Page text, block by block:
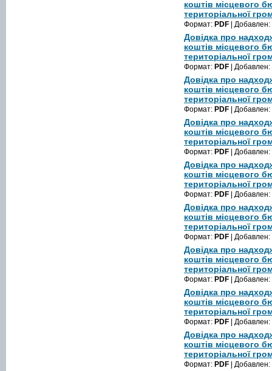
коштів місцевого
територіальної
Формат: PDF | Добавлен:
Довідка про
коштів місцевого
територіальної
Формат: PDF | Добавлен:
Довідка про
коштів місцевого
територіальної
Формат: PDF | Добавлен:
Довідка про
коштів місцевого
територіальної
Формат: PDF | Добавлен:
Довідка про
коштів місцевого
територіальної
Формат: PDF | Добавлен:
Довідка про
коштів місцевого
територіальної
Формат: PDF | Добавлен:
Довідка про
коштів місцевого
територіальної
Формат: PDF | Добавлен:
Довідка про
коштів місцевого
територіальної
Формат: PDF | Добавлен:
Довідка про
коштів місцевого
територіальної
Формат: PDF | Добавлен: